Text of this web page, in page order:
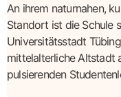
An ihrem naturnahen,
Standort ist die Schule
Universitätsstadt
mittelalterliche Altstadt
pulsierenden